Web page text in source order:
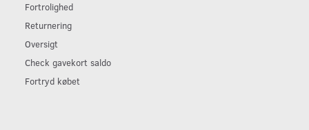
Fortrolighed
Returnering
Oversigt
Check gavekort saldo
Fortryd købet